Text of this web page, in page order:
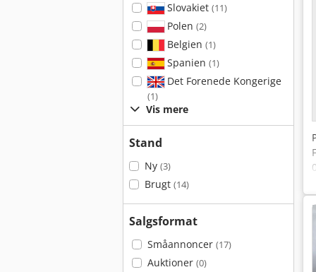
Slovakiet (11)
Polen (2)
Belgien (1)
Spanien (1)
Det Forenede Kongerige
(1)
Vis mere
Stand
Ny (3)
Brugt (14)
Salgsformat
Småannoncer (17)
Auktioner (0)